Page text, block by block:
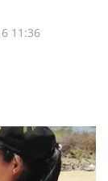
11:36